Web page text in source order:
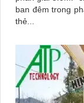
ban đêm trong phạm vi 30m.
thẻ...